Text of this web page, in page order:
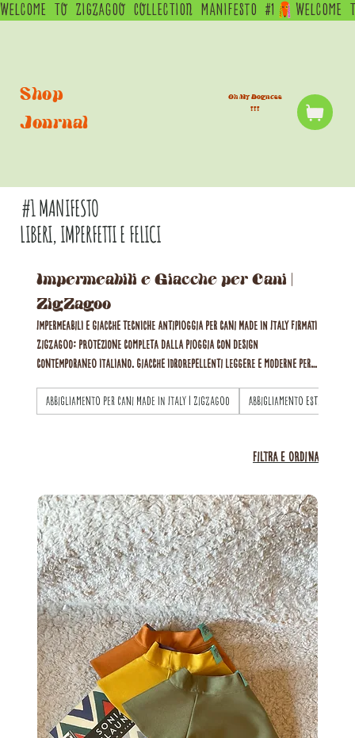
WELCOME  TO  ZIGZAGOO  COLLECTION  MANIFESTO  #1
Impermeabili e Giacche per Cani |
ZigZagoo
Impermeabili e giacche tecniche antipioggia per cani Made in Italy firmati
ZigZagoo: protezione completa dalla pioggia con design
contemporaneo italiano. Giacche idrorepellenti leggere e moderne per
regolabili, materiali tecnici ad alte prestazioni e colori vivaci.
Abbigliamento per Cani Made in Italy | ZigZagoo Abbigliamento Estivo per
Filtra e ordina
#1 MANIFESTO
LIBERI, IMPERFETTI E FELICI
Shop
Journal
Oh My Dogness
!!!